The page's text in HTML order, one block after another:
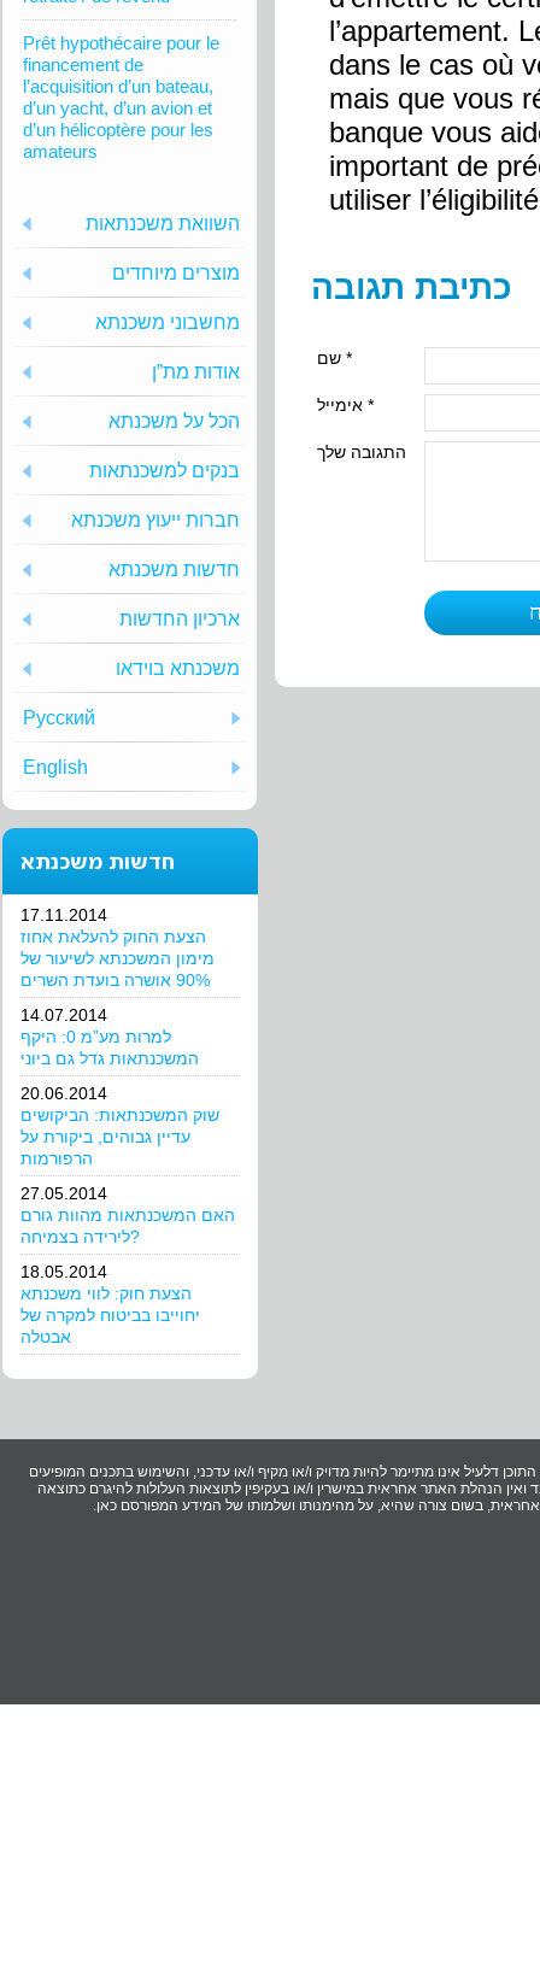
Prêt hypothécaire pour le
financement de
l’acquisition d’un bateau,
d’un yacht, d’un avion et
d’un hélicoptère pour les
amateurs
השוואת משכנתאות
מוצרים מיוחדים
מחשבוני משכנתא
אודות מת”ן
הכל על משכנתא
בנקים למשכנתאות
חברות ייעוץ משכנתא
חדשות משכנתא
ארכיון החדשות
משכנתא בוידאו
Русский
English
חדשות משכנתא
17.11.2014
הצעת החוק להעלאת אחוז
מימון המשכנתא לשיעור של
90% אושרה בועדת השרים
14.07.2014
למרות מע”מ 0: היקף
המשכנתאות גדל גם ביוני
20.06.2014
שוק המשכנתאות: הביקושים
עדיין גבוהים, ביקורת על
הרפורמות
27.05.2014
האם המשכנתאות מהוות גורם
לירידה בצמיחה?
18.05.2014
הצעת חוק: לווי משכנתא
יחוייבו בביטוח למקרה של
אבטלה
l’appartement.
dans le cas où
mais que vous
banque vous
important de
utiliser
כתיבת תגובה
שם *
אימייל *
התגובה שלך
דלעיל אינו מתיימר להיות מדויק ו/או מקיף ו/או עדכני, והשימוש בתכנים המופיעים
הנהלת האתר אחראית במישרין ו/או בעקיפין לתוצאות העלולות להיגרם כתוצאה
בשום צורה שהיא, על מהימנותו ושלמותו של המידע המפורסם כאן.